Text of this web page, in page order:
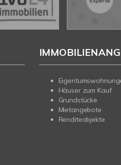
Häuser zum Kauf
Grundstücke
Mietangebote
Renditeobjekte